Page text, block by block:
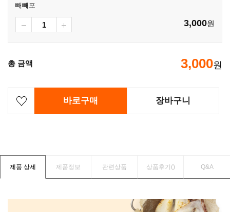
빼빼포
3,000원
총 금액 3,000원
바로구매 장바구니
제품 상세 제품정보 관련상품 상품후기() Q&A